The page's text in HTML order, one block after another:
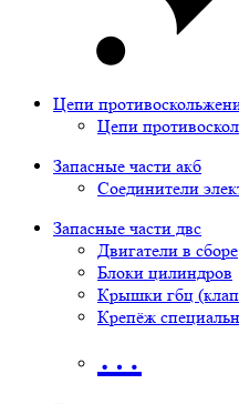
Цепи
Цепи
Запасные части акб
Соединители
Запасные части двс
Двигатели в сборе
Блоки цилиндров
Крышки гбц
Крепёж
…